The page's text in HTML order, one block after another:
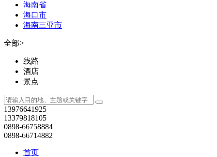
海南省
海口市
海南三亚市
全部>
线路
酒店
景点
13976641925
13379818105
0898-66758884
0898-66714882
首页